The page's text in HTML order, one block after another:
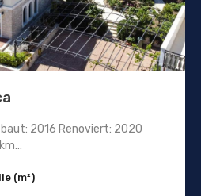
2016 Renoviert: 2020
(m²)